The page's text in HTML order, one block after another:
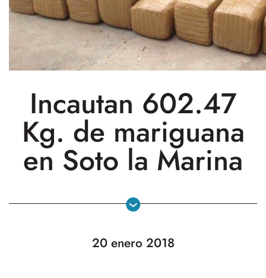
Incautan 602.47
Kg. de mariguana
en Soto la Marina
20 enero 2018